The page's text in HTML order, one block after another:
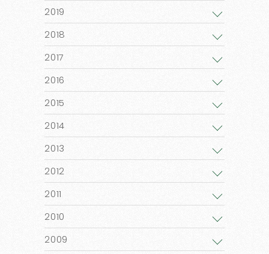
2019
2018
2017
2016
2015
2014
2013
2012
2011
2010
2009